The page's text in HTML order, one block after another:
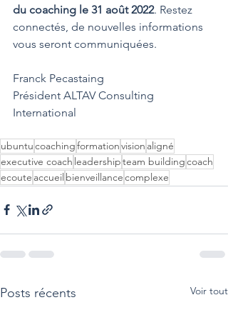
du coaching le 31 août 2022. Restez
connectés, de nouvelles informations
vous seront communiquées.
Franck Pecastaing
Président ALTAV Consulting
International
ubuntucoachingformationvision aligné
executive coach leadershipteam buildingcoach
ecoute accueil bienveillancecomplexe
Posts récents Voir tout